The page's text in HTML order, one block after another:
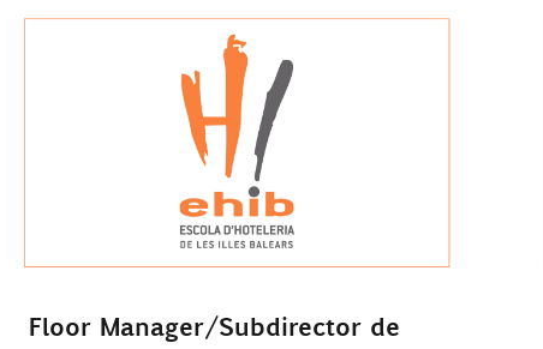
Floor Manager/Subdirector de